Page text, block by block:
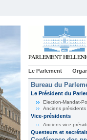
Le Parlement
Bureau du
Le Président du
Election-Mandat-
Anciens présidents
Vice-présidents
Anciens vice-
Questeurs et